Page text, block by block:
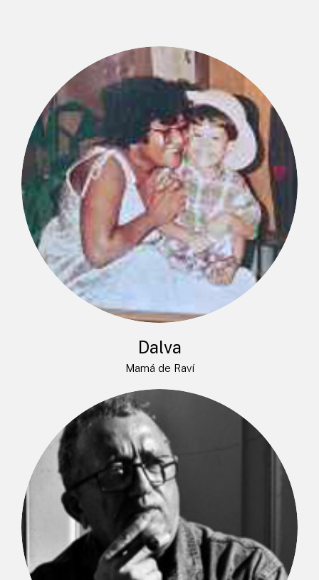
Dalva
Mamá de Raví